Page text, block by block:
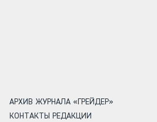
АРХИВ ЖУРНАЛА «ГРЕЙДЕР»
КОНТАКТЫ РЕДАКЦИИ